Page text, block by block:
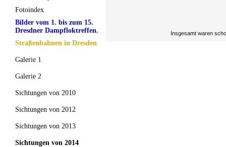
Fotoindex
Bilder vom 1. bis zum 15.
Dresdner Dampfloktreffen.
Straßenbahnen in Dresden
Galerie 1
Galerie 2
Sichtungen von 2010
Sichtungen von 2012
Sichtungen von 2013
Sichtungen von 2014
Insgesamt waren